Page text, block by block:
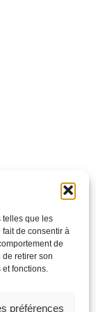
telles que les
de consentir à
de
retirer son
et fonctions.
préférences